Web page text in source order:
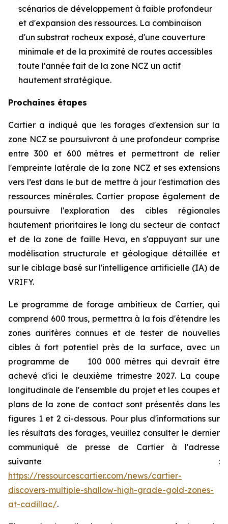
scénarios de développement à faible profondeur
et d'expansion des ressources. La combinaison
d'un substrat rocheux exposé, d'une couverture
minimale et de la proximité de routes accessibles
toute l'année fait de la zone NCZ un actif
hautement stratégique.
Prochaines étapes
Cartier a indiqué que les forages d'extension sur la
zone NCZ se poursuivront à une profondeur comprise
entre 300 et 600 mètres et permettront de relier
l'empreinte latérale de la zone NCZ et ses extensions
vers l’est dans le but de mettre à jour l'estimation des
ressources minérales. Cartier propose également de
poursuivre l'exploration des cibles régionales
hautement prioritaires le long du secteur de contact
et de la zone de faille Heva, en s'appuyant sur une
modélisation structurale et géologique détaillée et
sur le ciblage basé sur l'intelligence artificielle (IA) de
VRIFY.
Le programme de forage ambitieux de Cartier, qui
comprend 600 trous, permettra à la fois d'étendre les
zones aurifères connues et de tester de nouvelles
cibles à fort potentiel près de la surface, avec un
programme de 100 000 mètres qui devrait être
achevé d'ici le deuxième trimestre 2027. La coupe
longitudinale de l'ensemble du projet et les coupes et
plans de la zone de contact sont présentés dans les
figures 1 et 2 ci-dessous. Pour plus d'informations sur
les résultats des forages, veuillez consulter le dernier
communiqué de presse de Cartier à l'adresse
suivante :
https://ressourcescartier.com/news/cartier-
discovers-multiple-shallow-high-grade-gold-zones-
at-cadillac/.